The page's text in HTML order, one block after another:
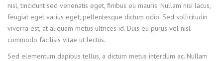
nisl, tincidunt sed venenatis eget, finibus eu mauris. Nullam nisi lacus,
feugiat eget varius eget, pellentesque dictum odio. Sed sollicitudin
viverra est, at aliquam metus ultrices id. Duis eu purus vel nisl
commodo facilisis vitae ut lectus.
Sed elementum dapibus tellus, a dictum metus interdum ac. Nullam